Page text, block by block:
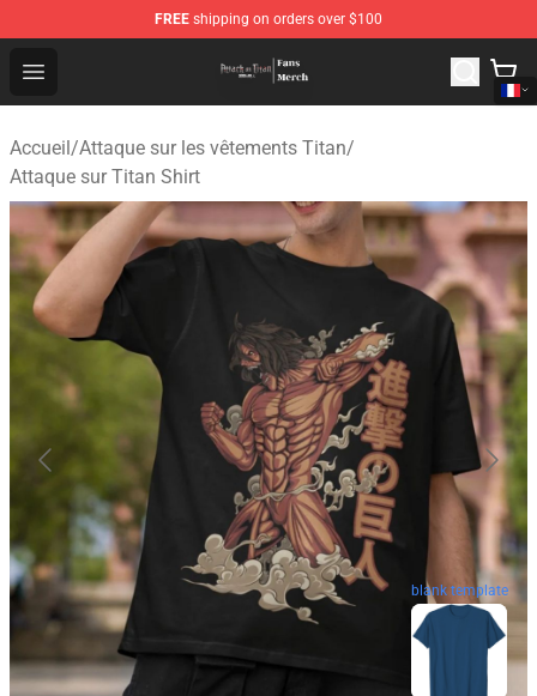
FREE shipping on orders over $100
Open menu
Attack On Titan Store - Official Attack On Titan
Accueil/Attaque sur les vêtements Titan/
Attaque sur Titan Shirt
blank template